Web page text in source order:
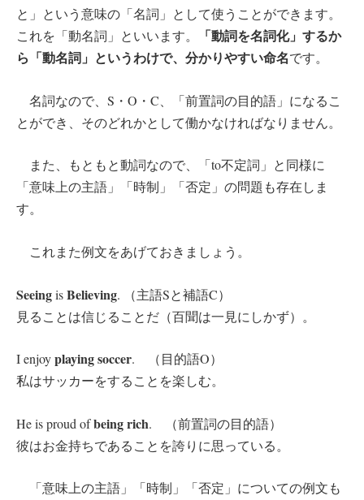
と」という意味の「名詞」として使うことができます。
これを「動名詞」といいます。
「動詞を名詞化」するか
ら「動名詞」というわけで、分かりやすい命名です。
名詞なので、S・O・C、「前置詞の目的語」になるこ
とができ、そのどれかとして働かなければなりません。
また、もともと動詞なので、「to不定詞」と同様に
「意味上の主語」「時制」「否定」の問題も存在しま
す。
これまた例文をあげておきましょう。
SeeingisBelieving. （主語Sと補語C）
見ることは信じることだ（百聞は一見にしかず）。
I enjoyplaying soccer. （目的語O）
私はサッカーをすることを楽しむ。
He is proud ofbeing rich. （前置詞の目的語）
彼はお金持ちであることを誇りに思っている。
「意味上の主語」「時制」「否定」についての例文も